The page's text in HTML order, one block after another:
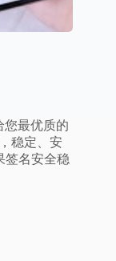
您最优质的
稳定、安
签名安全稳